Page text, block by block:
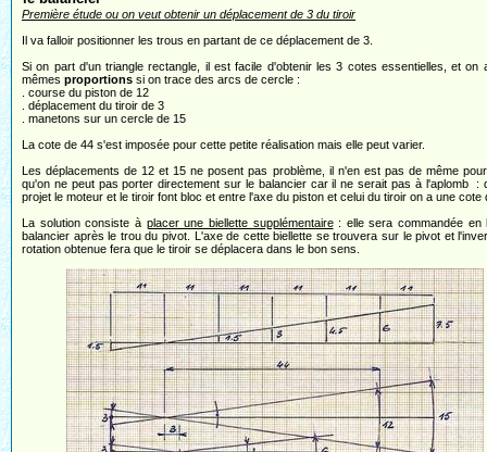
Première étude ou on veut obtenir un déplacement de 3 du tiroir
Il va falloir positionner les trous en partant de ce déplacement de 3.
Si on part d'un triangle rectangle, il est facile d'obtenir les 3 cotes essentielles, et on
mêmes proportions si on trace des arcs de cercle :
. course du piston de 12
. déplacement du tiroir de 3
. manetons sur un cercle de 15
La cote de 44 s'est imposée pour cette petite réalisation mais elle peut varier.
Les déplacements de 12 et 15 ne posent pas problème, il n'en est pas de même
qu'on ne peut pas porter directement sur le balancier car il ne serait pas à l'aplomb :
projet le moteur et le tiroir font bloc et entre l'axe du piston et celui du tiroir on a une cote
La solution consiste à placer une biellette supplémentaire: elle sera commandée en
balancier après le trou du pivot. L'axe de cette biellette se trouvera sur le pivot et
rotation obtenue fera que le tiroir se déplacera dans le bon sens.